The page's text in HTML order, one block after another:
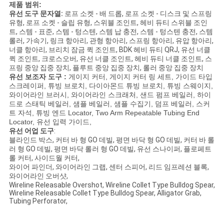
제품 범위:
유선 도구 문자열: 로프 소켓 - 배 드롭, 로프 소켓 - 디스크 및 스프링
유형, 로프 소켓 - 슬립 유형, 스위블 조인트, 헤비 듀티 스위블 조인
트, 스템 - 표준, 스템 - 텅스텐, 스템 납 충전, 스템 - 텅스텐 충전, 스템
롤러, 가속기, 링크 항아리, 관형 항아리, 스프링 항아리, 유압 항아리,
너클 항아리, 브리치 잠금 퀵 조인트, BDK 헤비 듀티 QRJ, 유선 너클
퀵 조인트, 크로스오버, 유선 너클 조인트, 헤비 듀티 너클 조인트, 스
프링 중앙 집중 장치, 플루트 중앙 집중 장치, 롤러 중앙 집중 장치
유선 보조자 도구: 게이지 커터, 게이지 커터 링 세트, 가이드 타입
스크레이퍼, 튜빙 브로치, 다이아몬드 튜빙 브로치, 튜빙 스웨이지,
와이어라인 브러시, 와이어라인 스크래처, 샌드 펌프 베일러, 하이
드로 스태틱 베일러, 샘플 베일러, 샘플 수집기, 덤프 베일러, 스커
트 자석, 튜빙 엔드 Locator, Two Arm Repeatable Tubing End
Locator, 유선 입력 가이드,
유선 어업 도구:
블라인드 박스, 커터 바 형 GO 데빌, 평면 바닥 형 GO 데빌, 커터 바 롤
러 형 GO 데빌, 평면 바닥 롤러 형 GO 데빌, 유선 스나이퍼, 플로페트
롤 커터, 사이드월 커터,
와이어 파인더, 와이어라인 그랩, 센터 스피어, 리드 임프레션 블록,
와이어라인 오버샷,
Wireline Releasable Overshot, Wireline Collet Type Bulldog Spear,
Wireline Releasable Collet Type Bulldog Spear, Alligator Grab,
Tubing Perforator,